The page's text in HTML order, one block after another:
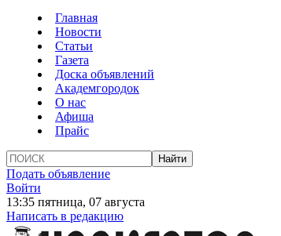
Главная
Новости
Статьи
Газета
Доска объявлений
Академгородок
О нас
Афиша
Прайс
Подать объявление
Войти
13:35 пятница, 07 августа
Написать в редакцию